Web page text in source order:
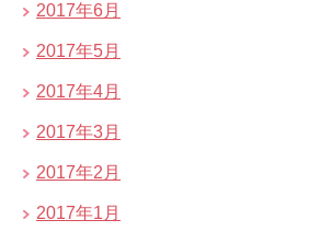
2017年6月
2017年5月
2017年4月
2017年3月
2017年2月
2017年1月